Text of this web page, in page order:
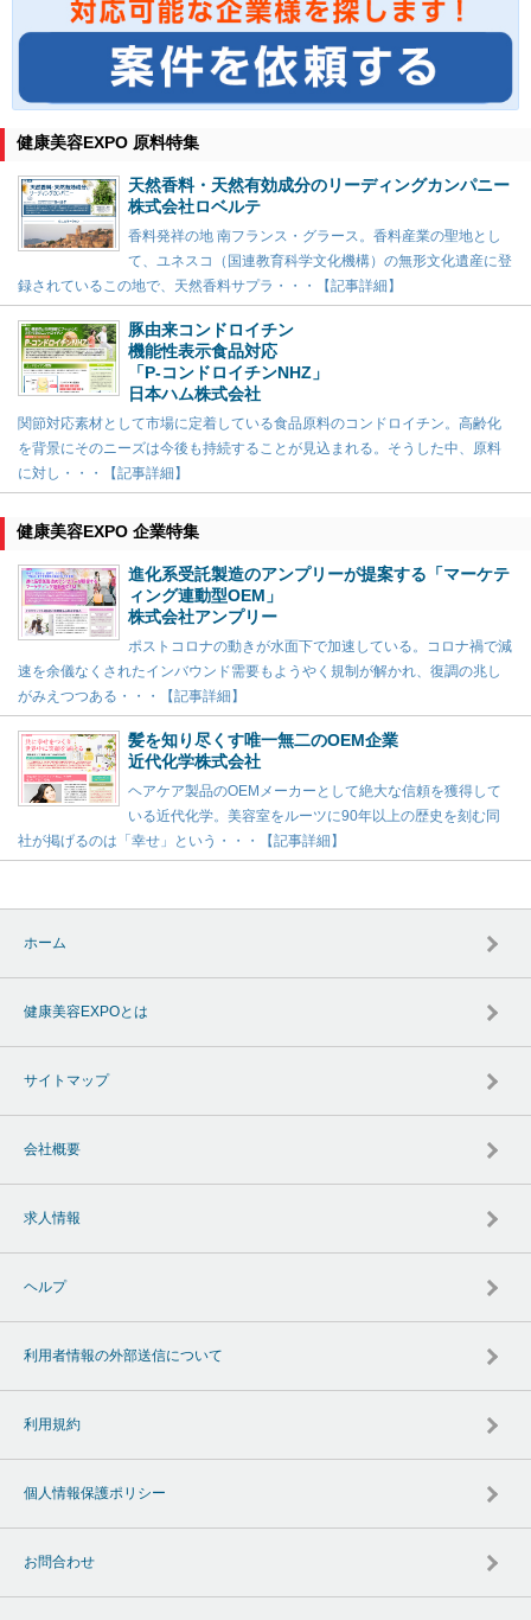
健康美容EXPO 原料特集
天然香料・天然有効成分のリーディングカンパニー
株式会社ロベルテ
香料発祥の地 南フランス・グラース。香料産業の聖地とし
て、ユネスコ（国連教育科学文化機構）の無形文化遺産に登
録されているこの地で、天然香料サプラ・・・【記事詳細】
豚由来コンドロイチン
機能性表示食品対応
「P-コンドロイチンNHZ」
日本ハム株式会社
関節対応素材として市場に定着している食品原料のコンドロイチン。高齢化
を背景にそのニーズは今後も持続することが見込まれる。そうした中、原料
に対し・・・【記事詳細】
健康美容EXPO 企業特集
進化系受託製造のアンプリーが提案する「マーケテ
ィング連動型OEM」
株式会社アンプリー
ポストコロナの動きが水面下で加速している。コロナ禍で減
速を余儀なくされたインバウンド需要もようやく規制が解かれ、復調の兆し
がみえつつある・・・【記事詳細】
髪を知り尽くす唯一無二のOEM企業
近代化学株式会社
ヘアケア製品のOEMメーカーとして絶大な信頼を獲得して
いる近代化学。美容室をルーツに90年以上の歴史を刻む同
社が掲げるのは「幸せ」という・・・【記事詳細】
ホーム
健康美容EXPOとは
サイトマップ
会社概要
求人情報
ヘルプ
利用者情報の外部送信について
利用規約
個人情報保護ポリシー
お問合わせ